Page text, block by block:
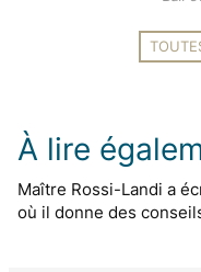
À lire
Maître Rossi-Landi a
où il donne des